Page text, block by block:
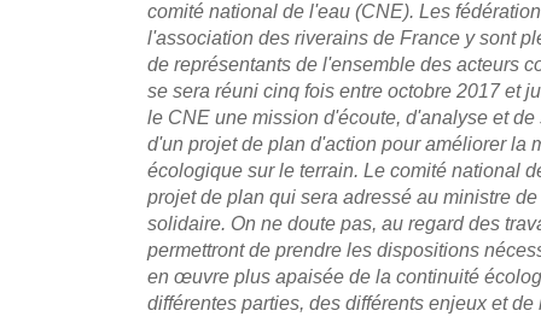
comité national de l'eau (CNE). Les
l'association des riverains de France y sont
de représentants de l'ensemble des acteurs
se sera réuni cinq fois entre octobre 2017 et
le CNE une mission d'écoute, d'analyse et
d'un projet de plan d'action pour améliorer la
écologique sur le terrain. Le comité national
projet de plan qui sera adressé au ministre
solidaire. On ne doute pas, au regard des
permettront de prendre les dispositions
en œuvre plus apaisée de la continuité
différentes parties, des différents enjeux et